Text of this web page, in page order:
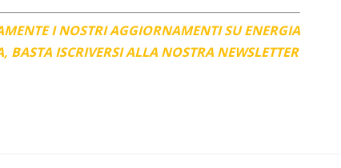
I NOSTRI AGGIORNAMENTI SU ENERGIA
BASTA ISCRIVERSI ALLA NOSTRA NEWSLETTER